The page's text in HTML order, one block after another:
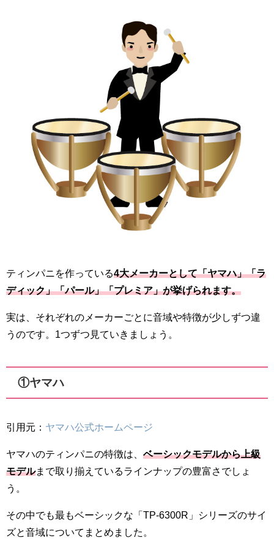
ティンパニを作っている4大メーカーとして「ヤマハ」「ラ
ディック」「パール」「プレミア」が挙げられます。
実は、それぞれのメーカーごとに音域や特徴が少しずつ違
うのです。1つずつ見ていきましょう。
①ヤマハ
引用元： ヤマハ公式ホームページ
ヤマハのティンパニの特徴は、 ベーシックモデルから上級
モデルまで取り揃えているラインナップの豊富さでしょ
う。
その中でも最もベーシックな「TP-6300R」シリーズのサイ
ズと音域についてまとめました。